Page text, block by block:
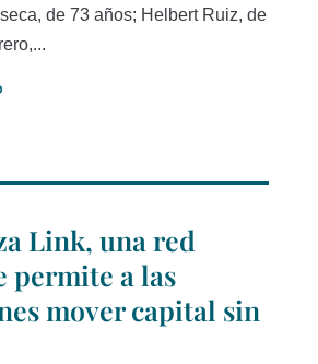
de 73 años; Helbert Ruiz, de
Link, una red
permite a las
mover capital sin